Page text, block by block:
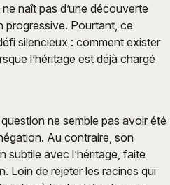
naît pas d’une découverte
progressive. Pourtant, ce
silencieux : comment exister
l’héritage est déjà chargé
ne semble pas avoir été
Au contraire, son
subtile avec l’héritage, faite
Loin de rejeter les racines qui